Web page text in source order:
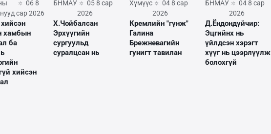
06 8
сар 2026
хамбын
ба
хийсэн
БНМАУ
05 8 сар
2026
Х.Чойбалсан
Эрхүүгийн
сургуульд
суралцсан нь
Хүмүүс
04 8 сар
2026
Кремлийн "гүнж"
Галина
Брежневагийн
гунигт тавилан
БНМАУ
04 8 сар
2026
Д.Ёндондүйчир:
Эцгийнх нь
үйлдсэн хэрэгт
хүүг нь цээрлүүлж
болохгүй